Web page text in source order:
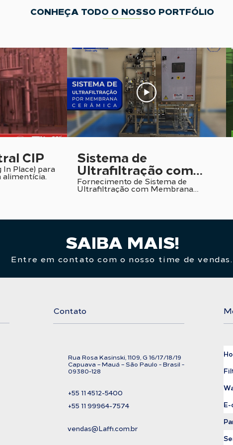
CONHEÇA TODO O NOSSO PORTFÓLIO
CIP
In Place) para
alimentícia.
Sistema de
Ultrafiltração com
Membrana Cerâmica
Fornecimento de Sistema de
Ultrafiltração com Membrana
Cerâmica para a Indústria
SAIBA MAIS!
Entre em contato com o nosso time de vendas.
Contato
Rua Rosa Kasinski, 1109, G 16/17/18/19
Capuava – Mauá – São Paulo - Brasil -
09380-128
+55 11 4512-5400
+55 11 99964-7574
vendas@Laffi.com.br